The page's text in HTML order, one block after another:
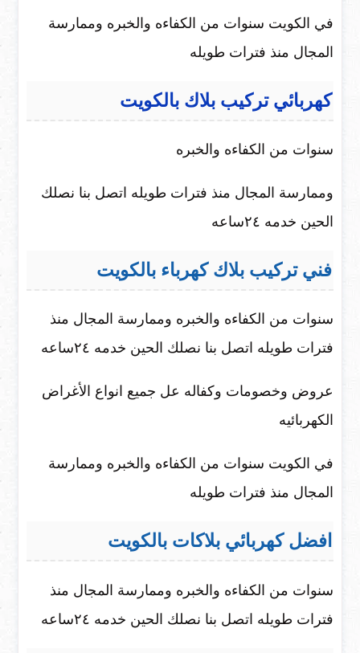
في الكويت سنوات من الكفاءه والخبره وممارسة
المجال منذ فترات طويله
كهربائي تركيب بلاك بالكويت
سنوات من الكفاءه والخبره
وممارسة المجال منذ فترات طويله اتصل بنا نصلك
الحين خدمه ٢٤ساعه
فني تركيب بلاك كهرباء بالكويت
سنوات من الكفاءه والخبره وممارسة المجال منذ
فترات طويله اتصل بنا نصلك الحين خدمه ٢٤ساعه
عروض وخصومات وكفاله عل جميع انواع الأغراض
الكهربائيه
في الكويت سنوات من الكفاءه والخبره وممارسة
المجال منذ فترات طويله
افضل كهربائي بلاكات بالكويت
سنوات من الكفاءه والخبره وممارسة المجال منذ
فترات طويله اتصل بنا نصلك الحين خدمه ٢٤ساعه